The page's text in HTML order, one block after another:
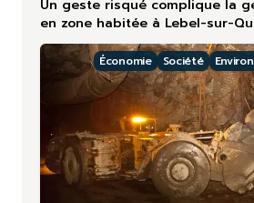
Un geste risqué complique la
en zone habitée à Lebel-sur-
Économie Société